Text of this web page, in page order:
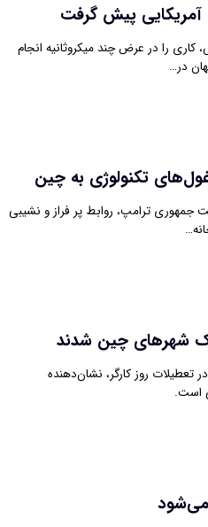
آمریکایی پیش گرفت
کاری را در عرض چند میکروثانیه انجام
در…
جمهوری ترامپ، روابط پر فراز و نشیبی
شهرهای چین شدند
روز کارگر، نشان‌دهنده‌
است.